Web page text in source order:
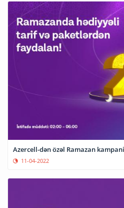
Azercell-dən özəl Ramazan
11-04-2022